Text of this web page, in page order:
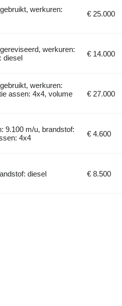
werkuren:
€ 25.000
werkuren:
diesel
€ 14.000
werkuren:
assen: 4x4, volume
€ 27.000
9.100 m/u, brandstof:
4x4
€ 4.600
diesel € 8.500